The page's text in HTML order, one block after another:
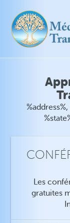
Les
gratuites